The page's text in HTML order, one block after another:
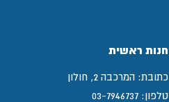
חנות ראשית
כתובת: המרכבה 2, חולון
טלפון: 03-7946737